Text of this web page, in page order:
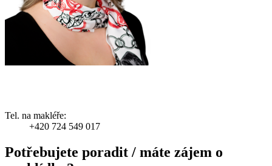
Tel. na makléře:
+420 724 549 017
Potřebujete poradit / máte zájem o